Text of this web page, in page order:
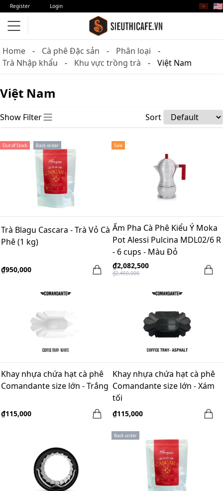
Register Login 🇻🇳 🇺🇸
Home Cà phê Đặc sản
Phân loại
Trà Nhập khẩu
Khu vực trồng trà Việt Nam
Việt Nam
Show Filter Sort
Out of Stock Back order
Trà Blagu Cascara - Trà Vỏ Cà
Phê (1 kg)
₫950,000
Sale
Ấm Pha Cà Phê Kiểu Ý Moka
Pot Alessi Pulcina MDL02/6 R
- 6 cups - Màu Đỏ
₫2,082,500
₫2,450,000
Khay nhựa chứa hạt cà phê
Comandante size lớn - Trắng
₫115,000
Khay nhựa chứa hạt cà phê
Comandante size lớn - Xám
tối
₫115,000
Back order